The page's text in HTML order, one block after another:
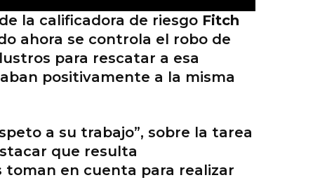
la calificadora de riesgo Fitch
ahora se controla el robo de
para rescatar a esa
positivamente a la misma
a su trabajo”, sobre la tarea
que resulta
toman en cuenta para realizar